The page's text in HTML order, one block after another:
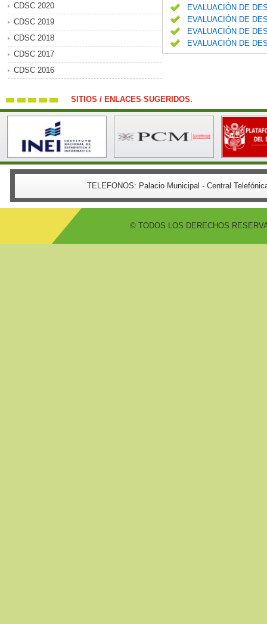
CDSC 2020
CDSC 2019
CDSC 2018
CDSC 2017
CDSC 2016
EVALUACIÓN DE
EVALUACIÓN DE
EVALUACIÓN DE
EVALUACIÓN DE
SITIOS / ENLACES SUGERIDOS.
TELEFONOS: Palacio Municipal - Central
© TODOS LOS DERECHOS